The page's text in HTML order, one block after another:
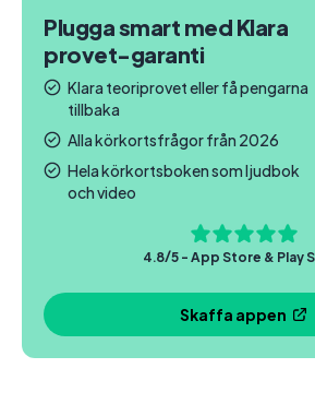
Plugga smart med Klara
provet-garanti
Klara teoriprovet eller få pengarna
tillbaka
Alla körkortsfrågor från 2026
Hela körkortsboken som ljudbok
och video
4.8/5 - App Store & Play
Skaffa appen